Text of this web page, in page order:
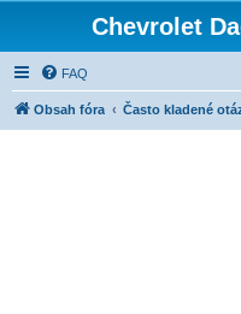
Chevrolet
FAQ
Obsah fóra Často kladené